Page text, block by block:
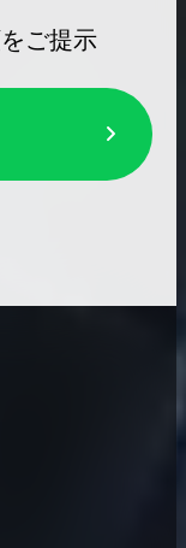
ご提示